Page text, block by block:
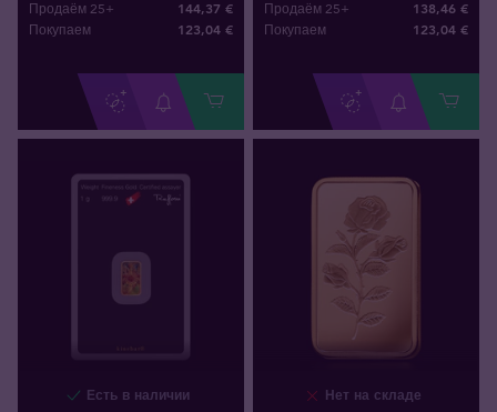
Продаём 25+ 144,37 €
Покупаем 123,04 €
Продаём 25+ 138,46 €
Покупаем 123,04 €
Есть в наличии Нет на складе